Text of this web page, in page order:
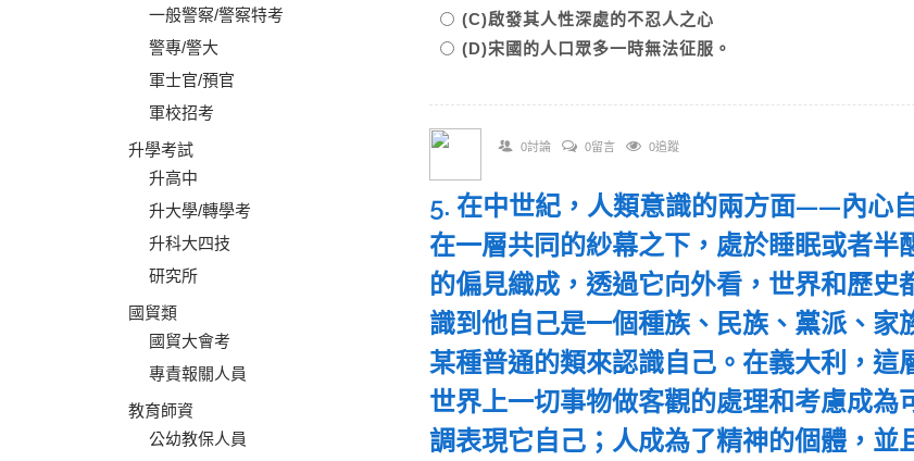
一般警察/警察特考
警專/警大
軍士官/預官
軍校招考
升學考試
升高中
升大學/轉學考
升科大四技
研究所
國貿類
國貿大會考
專責報關人員
教育師資
公幼教保人員
(C)啟發其人性深處的不忍人之心
(D)宋國的人口眾多一時無法征服。
0討論 0留言 0追蹤
5. 在中世紀，人類意識的兩方面——內心
在一層共同的紗幕之下，處於睡眠或者
的偏見織成，透過它向外看，世界和歷
識到他自己是一個種族、民族、黨派、
某種普通的類來認識自己。在義大利，這
世界上一切事物做客觀的處理和考慮成
調表現它自己；人成為了精神的個體，